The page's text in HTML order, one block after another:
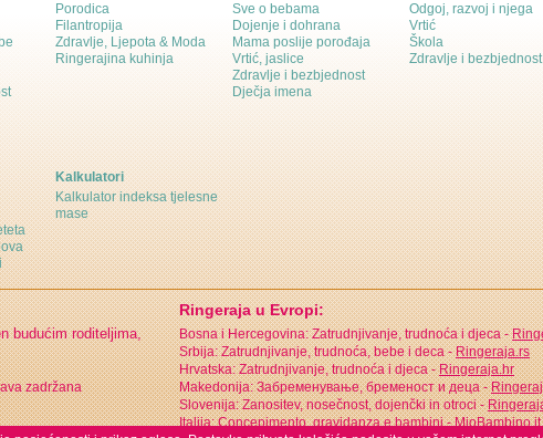
Porodica
Filantropija
Zdravlje, Ljepota & Moda
Ringerajina kuhinja
Sve o bebama
Dojenje i dohrana
Mama poslije porođaja
Vrtić, jaslice
Zdravlje i bezbjednost
Dječja imena
Odgoj, razvoj i njega
Vrtić
Škola
Zdravlje i bezbjednost
Kalkulatori
Kalkulator indeksa tjelesne
mase
budućim roditeljima,
zadržana
Ringeraja u Evropi:
Bosna i Hercegovina: Zatrudnjivanje, trudnoća i djeca -
Srbija: Zatrudnjivanje, trudnoća, bebe i deca -Ringeraja.rs
Hrvatska: Zatrudnjivanje, trudnoća i djeca -Ringeraja.hr
Makedonija: Забременување, бременост и деца -
Slovenija: Zanositev, nosečnost, dojenčki in otroci -
Italija: Concepimento, gravidanza e bambini -MioBambino.it